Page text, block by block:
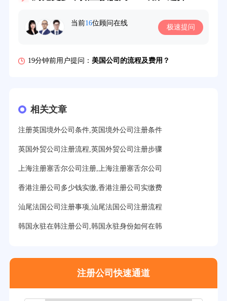
当前16位顾问在线 极速提问
16分钟前用户提问：萨摩亚注册公司要多久？
21分钟前用户提问： 注册塞舌尔公司条件有哪些？
35分钟前用户提问： 怎么注册新加坡公司？
37分钟前用户提问： 在美国注册公司选择哪个州比较好？
39分钟前用户提问：在英国可以注册空壳公司吗？
相关文章
注册英国境外公司条件,英国境外公司注册条件
英国外贸公司注册流程,英国外贸公司注册步骤
上海注册塞舌尔公司注册,上海注册塞舌尔公司
香港注册公司多少钱实缴,香港注册公司实缴费
汕尾法国公司注册事项,汕尾法国公司注册流程
韩国永驻在韩注册公司,韩国永驻身份如何在韩
注册公司快速通道